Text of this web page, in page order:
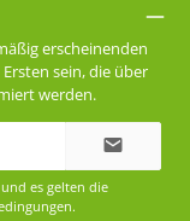
erscheinenden
sein, die über
werden.
und es gelten die
.